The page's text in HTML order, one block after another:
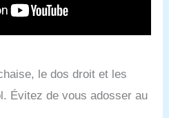
le dos droit et les
Évitez de vous adosser au